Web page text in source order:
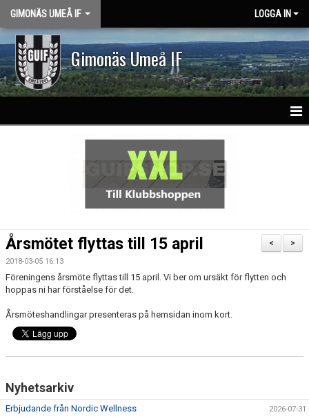
GIMONÄS UMEÅ IF LOGGA IN
Gimonäs Umeå IF
VISION & VÄRDEGRUND
KLASSLAG
DOKUMENT
MATERIALINKÖP
>
<
Årsmötet flyttas till 15 april
2018-03-05 16:13
Föreningens årsmöte flyttas till 15 april. Vi ber om ursäkt för flytten och
hoppas ni har förståelse för det.
Årsmöteshandlingar presenteras på hemsidan inom kort.
Nyhetsarkiv
Erbjudande från Nordic Wellness 2026-07-31